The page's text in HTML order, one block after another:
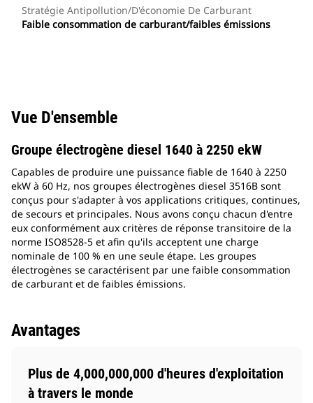
Stratégie Antipollution/d'économie De Carburant
Faible consommation de carburant/faibles émissions
Vue D'ensemble
Groupe électrogène diesel 1640 à 2250 ekW
Capables de produire une puissance fiable de 1640 à 2250
ekW à 60 Hz, nos groupes électrogènes diesel 3516B sont
conçus pour s'adapter à vos applications critiques, continues,
de secours et principales. Nous avons conçu chacun d'entre
eux conformément aux critères de réponse transitoire de la
norme ISO8528-5 et afin qu'ils acceptent une charge
nominale de 100 % en une seule étape. Les groupes
électrogènes se caractérisent par une faible consommation
de carburant et de faibles émissions.
Avantages
Plus de 4,000,000,000 d'heures d'exploitation
à travers le monde